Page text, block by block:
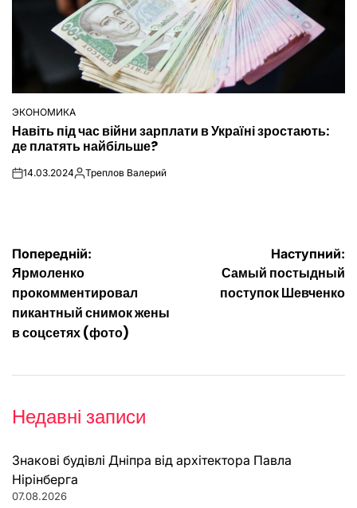
ОПУБЛІКУВАТИ
У
ЭКОНОМИКА
Навіть під час війни зарплати в Україні зростають:
де платять найбільше?
on14.03.2024Опубліковано
Треплов Валерий
Навігація
записів
Попередній:
Ярмоленко
прокомментировал
пикантный снимок жены
в соцсетях (фото)
Наступний:
Самый постыдный
поступок Шевченко
Недавні записи
Знакові будівлі Дніпра від архітектора Павла
Нірінберга
07.08.2026